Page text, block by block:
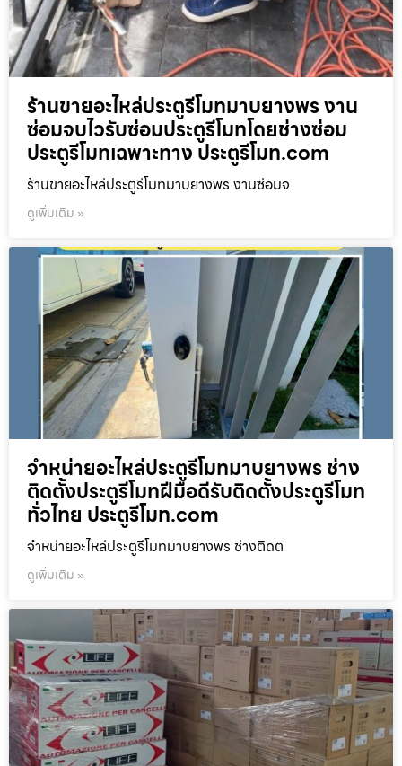
ร้านขายอะไหล่ประตูรีโมทมาบยางพร งาน
ซ่อมจบไวรับซ่อมประตูรีโมทโดยช่างซ่อม
ประตูรีโมทเฉพาะทาง ประตูรีโมท.com
ร้านขายอะไหล่ประตูรีโมทมาบยางพร งานซ่อมจ
ดูเพิ่มเติม »
จำหน่ายอะไหล่ประตูรีโมทมาบยางพร ช่าง
ติดตั้งประตูรีโมทฝีมือดีรับติดตั้งประตูรีโมท
ทั่วไทย ประตูรีโมท.com
จำหน่ายอะไหล่ประตูรีโมทมาบยางพร ช่างติดต
ดูเพิ่มเติม »